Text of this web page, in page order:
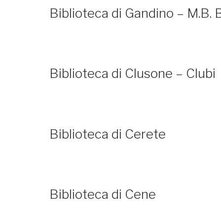
Biblioteca di Gandino – M.B.
Biblioteca di Clusone – Clubi
Biblioteca di Cerete
Biblioteca di Cene